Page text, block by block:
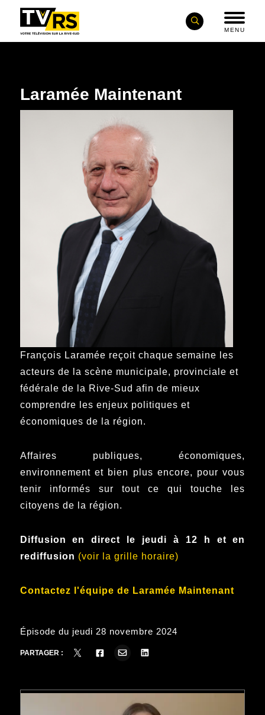
MENU
Laramée Maintenant
François Laramée reçoit chaque semaine les
acteurs de la scène municipale, provinciale et
fédérale de la Rive-Sud afin de mieux
comprendre les enjeux politiques et
économiques de la région.
Affaires publiques, économiques,
environnement et bien plus encore, pour vous
tenir informés sur tout ce qui touche les
citoyens de la région.
Diffusion en direct le jeudi à 12 h et en
rediffusion (voir la grille horaire)
Contactez l'équipe de Laramée Maintenant
Épisode du jeudi 28 novembre 2024
PARTAGER :